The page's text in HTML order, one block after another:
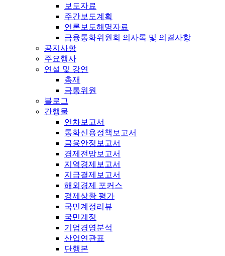
보도자료
주간보도계획
언론보도해명자료
금융통화위원회 의사록 및 의결사항
공지사항
주요행사
연설 및 강연
총재
금통위원
블로그
간행물
연차보고서
통화신용정책보고서
금융안정보고서
경제전망보고서
지역경제보고서
지급결제보고서
해외경제 포커스
경제상황 평가
국민계정리뷰
국민계정
기업경영분석
산업연관표
단행본